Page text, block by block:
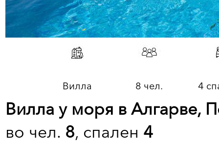
Вилла 8 чел. 4
Вилла у моря в Алгарве,
во чел. 8, спален 4